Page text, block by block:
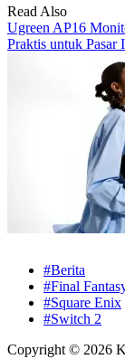
Read Also
Ugreen AP16
Praktis untuk Pasar
#Berita
#Final
#Square Enix
#Switch 2
Copyright © 2026